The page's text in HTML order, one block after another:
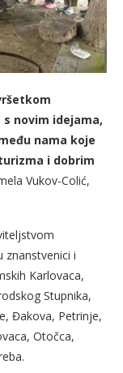
novim idejama,
nama koje
i dobrim
Vukov-Colić,
znanstvenici i
Karlovaca,
Stupnika,
Đakova, Petrinje,
Otočca,